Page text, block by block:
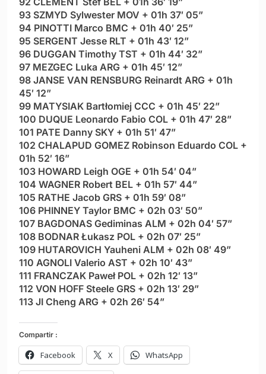
93 SZMYD Sylwester MOV + 01h 37′ 05”
94 PINOTTI Marco BMC + 01h 40′ 25”
95 SERGENT Jesse RLT + 01h 43′ 12”
96 DUGGAN Timothy TST + 01h 44′ 32”
97 MEZGEC Luka ARG + 01h 45′ 12”
98 JANSE VAN RENSBURG Reinardt ARG + 01h
45′ 12”
99 MATYSIAK Bartłomiej CCC + 01h 45′ 22”
100 DUQUE Leonardo Fabio COL + 01h 47′ 28”
101 PATE Danny SKY + 01h 51′ 47”
102 CHALAPUD GOMEZ Robinson Eduardo COL +
01h 52′ 16”
103 HOWARD Leigh OGE + 01h 54′ 04”
104 WAGNER Robert BEL + 01h 57′ 44”
105 RATHE Jacob GRS + 01h 59′ 08”
106 PHINNEY Taylor BMC + 02h 03′ 50”
107 BAGDONAS Gediminas ALM + 02h 04′ 57”
108 BODNAR Łukasz POL + 02h 07′ 25”
109 HUTAROVICH Yauheni ALM + 02h 08′ 49”
110 AGNOLI Valerio AST + 02h 10′ 43”
111 FRANCZAK Paweł POL + 02h 12′ 13”
112 VON HOFF Steele GRS + 02h 13′ 29”
113 JI Cheng ARG + 02h 26′ 54”
Compartir :
Facebook X WhatsApp